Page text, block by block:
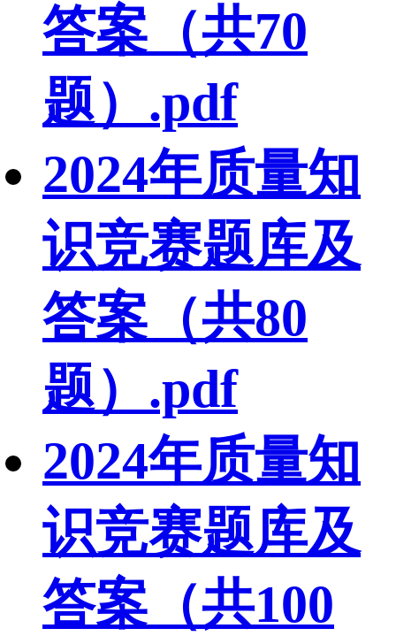
答案（共70
题）.pdf
2024年质量知
识竞赛题库及
答案（共80
题）.pdf
2024年质量知
识竞赛题库及
答案（共100